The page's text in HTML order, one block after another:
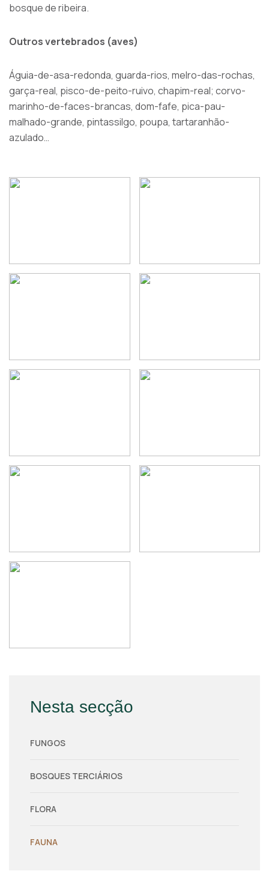
bosque de ribeira.
Outros vertebrados (aves)
Águia-de-asa-redonda, guarda-rios, melro-das-rochas,
garça-real, pisco-de-peito-ruivo, chapim-real; corvo-
marinho-de-faces-brancas, dom-fafe, pica-pau-
malhado-grande, pintassilgo, poupa, tartaranhão-
azulado…
Nesta secção
FUNGOS
BOSQUES TERCIÁRIOS
FLORA
FAUNA